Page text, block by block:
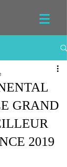
GRAND
2019